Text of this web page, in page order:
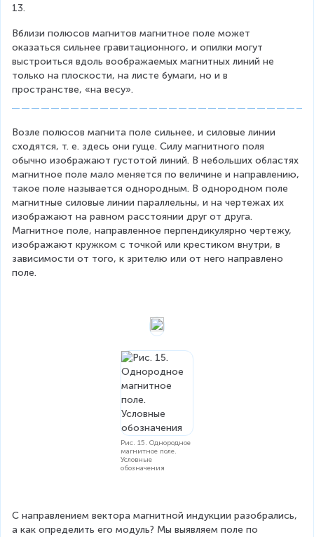
13.
Вблизи полюсов магнитов магнитное поле может
оказаться сильнее гравитационного, и опилки могут
выстроиться вдоль воображаемых магнитных линий не
только на плоскости, на листе бумаги, но и в
пространстве, «на весу».
Возле полюсов магнита поле сильнее, и силовые линии
сходятся, т. е. здесь они гуще. Силу магнитного поля
обычно изображают густотой линий. В небольших областях
магнитное поле мало меняется по величине и направлению,
такое поле называется однородным. В однородном поле
магнитные силовые линии параллельны, и на чертежах их
изображают на равном расстоянии друг от друга.
Магнитное поле, направленное перпендикулярно чертежу,
изображают кружком с точкой или крестиком внутри, в
зависимости от того, к зрителю или от него направлено
поле.
Рис. 15. Однородное
магнитное поле.
Условные
обозначения
С направлением вектора магнитной индукции разобрались,
а как определить его модуль? Мы выявляем поле по